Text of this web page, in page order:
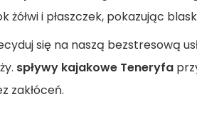
żółwi i płaszczek, pokazując
się na naszą bezstresową
spływy kajakowe Teneryfa
zakłóceń.